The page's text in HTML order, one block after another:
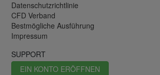
Datenschutzrichtlinie
CFD Verband
Bestmögliche Ausführung
Impressum
SUPPORT
EIN KONTO ERÖFFNEN